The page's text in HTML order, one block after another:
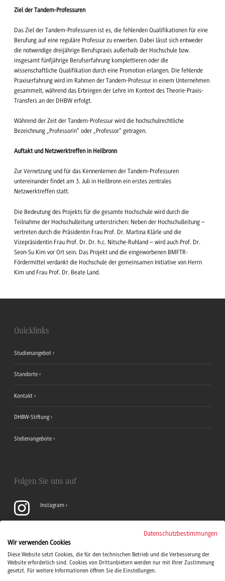
Ziel der Tandem-Professuren
Das Ziel der Tandem-Professuren ist es, die fehlenden Qualifikationen für eine
Berufung auf eine reguläre Professur zu erwerben. Dabei lässt sich entweder
die notwendige dreijährige Berufspraxis außerhalb der Hochschule bzw.
insgesamt fünfjährige Berufserfahrung komplettieren oder die
wissenschaftliche Qualifikation durch eine Promotion erlangen. Die fehlende
Praxiserfahrung wird im Rahmen der Tandem-Professur in einem Unternehmen
gesammelt, während das Erbringen der Lehre im Kontext des Theorie-Praxis-
Transfers an der DHBW erfolgt.
Während der Zeit der Tandem-Professur wird die hochschulrechtliche
Bezeichnung „Professorin“ oder „Professor“ getragen.
Auftakt und Netzwerktreffen in Heilbronn
Zur Vernetzung und für das Kennenlernen der Tandem-Professuren
untereinander findet am 3. Juli in Heilbronn ein erstes zentrales
Netzwerktreffen statt.
Die Bedeutung des Projekts für die gesamte Hochschule wird durch die
Teilnahme der Hochschulleitung unterstrichen: Neben der Hochschulleitung –
vertreten durch die Präsidentin Frau Prof. Dr. Martina Klärle und die
Vizepräsidentin Frau Prof. Dr. Dr. h.c. Nitsche-Ruhland – wird auch Prof. Dr.
Seon-Su Kim vor Ort sein. Das Projekt und die eingeworbenen BMFTR-
Fördermittel verdankt die Hochschule der gemeinsamen Initiative von Herrn
Kim und Frau Prof. Dr. Beate Land.
Quicklinks
Studienangebot
Standorte
Kontakt
DHBW-Stiftung
Stellenangebote
Folgen Sie uns auf
Instagram
LinkedIn
Datenschutzbestimmungen
Wir verwenden Cookies
Diese Website setzt Cookies, die für den technischen Betrieb und die Verbesserung der
Website erforderlich sind. Cookies von Drittanbietern werden nur mit Ihrer Zustimmung
gesetzt. Für weitere Informationen öffnen Sie die Einstellungen.